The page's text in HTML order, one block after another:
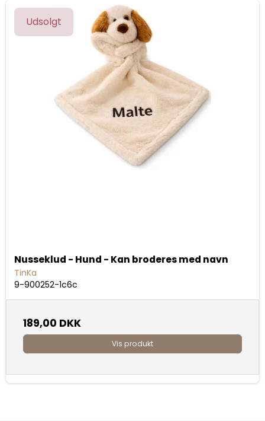
Udsolgt
Nusseklud - Hund - Kan broderes med navn
TinKa
9-900252-1c6c
189,00 DKK
Vis produkt